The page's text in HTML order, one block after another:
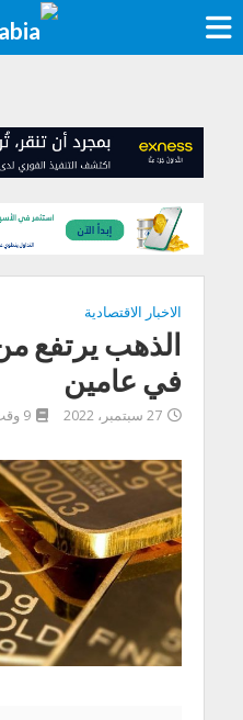
الاخبار الاقتصادية
الذهب يرتفع
في عامين
27 سبتمبر، 2022 9 وقت القراءة بالدقيقة